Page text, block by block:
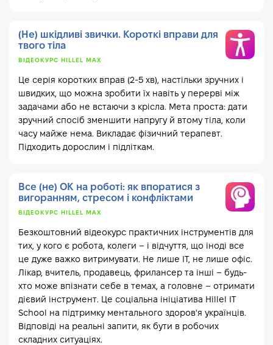
(Не) шкідливі звички. Короткі вправи для
твого тіла
ВІДЕОКУРС HILLEL MAX
Це серія коротких вправ (2-5 хв), настільки зручних і
швидких, що можна зробити їх навіть у перерві між
задачами або не встаючи з крісла. Мета проста: дати
зручний спосіб зменшити напругу й втому тіла, коли
часу майже нема. Викладає фізичний терапевт.
Підходить дорослим і підліткам.
Все (не) ОК на роботі: як впоратися з
вигоранням, стресом і конфліктами
ВІДЕОКУРС HILLEL MAX
Безкоштовний відеокурс практичних інструментів для
тих, у кого є робота, колеги – і відчуття, що іноді все
це дуже важко витримувати. Не лише IT, не лише офіс.
Лікар, вчитель, продавець, фрилансер та інші – будь-
хто може впізнати себе в темах, а головне – отримати
дієвий інструмент. Це соціальна ініціатива Hillel IT
School на підтримку ментального здоров'я українців.
Відповіді на реальні запити, як бути в робочих
складних ситуаціях.